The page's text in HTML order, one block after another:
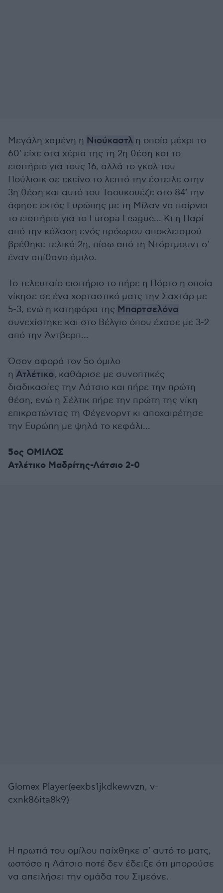
Μεγάλη χαμένη η Νιούκαστλ η οποία μέχρι το
60' είχε στα χέρια της τη 2η θέση και το
εισιτήριο για τους 16, αλλά το γκολ του
Πούλισικ σε εκείνο το λεπτό την έστειλε στην
3η θέση και αυτό του Τσουκουέζε στο 84' την
άφησε εκτός Ευρώπης με τη Μίλαν να παίρνει
το εισιτήριο για το Europa League... Κι η Παρί
από την κόλαση ενός πρόωρου αποκλεισμού
βρέθηκε τελικά 2η, πίσω από τη Ντόρτμουντ σ'
έναν απίθανο όμιλο.
Το τελευταίο εισιτήριο το πήρε η Πόρτο η οποία
νίκησε σε ένα χορταστικό ματς την Σαχτάρ με
5-3, ενώ η κατηφόρα της Μπαρτσελόνα
συνεχίστηκε και στο Βέλγιο όπου έχασε με 3-2
από την Άντβερπ...
Όσον αφορά τον 5ο όμιλο
η Ατλέτικο, καθάρισε με συνοπτικές
διαδικασίες την Λάτσιο και πήρε την πρώτη
θέση, ενώ η Σέλτικ πήρε την πρώτη της νίκη
επικρατώντας τη Φέγενορντ κι αποχαιρέτησε
την Ευρώπη με ψηλά το κεφάλι...
5ος ΟΜΙΛΟΣ
Ατλέτικο Μαδρίτης-Λάτσιο 2-0
Glomex Player(eexbs1jkdkewvzn, v-
cxnk86ita8k9)
Η πρωτιά του ομίλου παίχθηκε σ' αυτό το ματς,
ωστόσο η Λάτσιο ποτέ δεν έδειξε ότι μπορούσε
να απειλήσει την ομάδα του Σιμεόνε.